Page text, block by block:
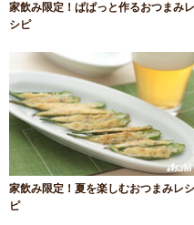
家飲み限定！ぱぱっと作るおつまみレ
シピ
家飲み限定！夏を楽しむおつまみレシ
ピ